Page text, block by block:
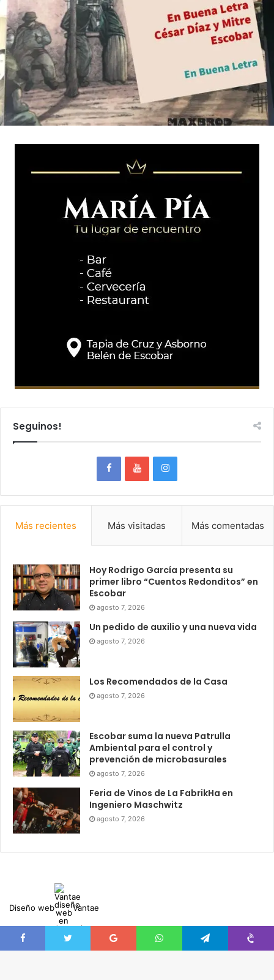
Seguinos!
Más recientes Más visitadas Más comentadas
Hoy Rodrigo García presenta su
primer libro “Cuentos Redonditos” en
Escobar
agosto 7, 2026
Un pedido de auxilio y una nueva vida
agosto 7, 2026
Los Recomendados de la Casa
agosto 7, 2026
Escobar suma la nueva Patrulla
Ambiental para el control y
prevención de microbasurales
agosto 7, 2026
Feria de Vinos de La FabrikHa en
Ingeniero Maschwitz
agosto 7, 2026
Diseño web Vantae
Facebook Twitter Google+ WhatsApp Telegram Viber